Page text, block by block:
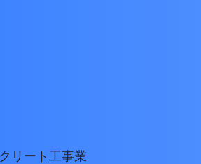
リート工事業